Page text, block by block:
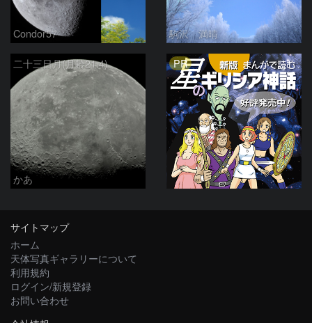
Condor57 駒沢 満晴
二十三日月(月齢21.4)
かあ
PR
サイトマップ
ホーム
天体写真ギャラリーについて
利用規約
ログイン/新規登録
お問い合わせ